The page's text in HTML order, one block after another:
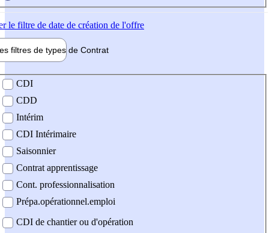
le filtre de date de création de l'offre
filtres de types de Contrat
contrat
CDI
CDD
Intérim
CDI Intérimaire
Saisonnier
Contrat apprentissage
Cont. professionnalisation
Prépa.opérationnel.emploi
CDI de chantier ou d'opération